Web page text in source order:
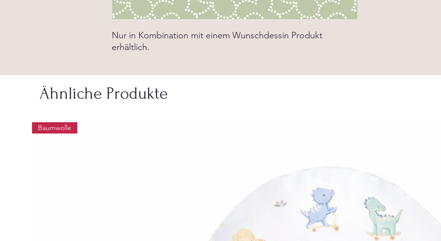
Nur in Kombination mit einem Wunschdessin Produkt
erhältlich.
Ähnliche Produkte
Baumwolle